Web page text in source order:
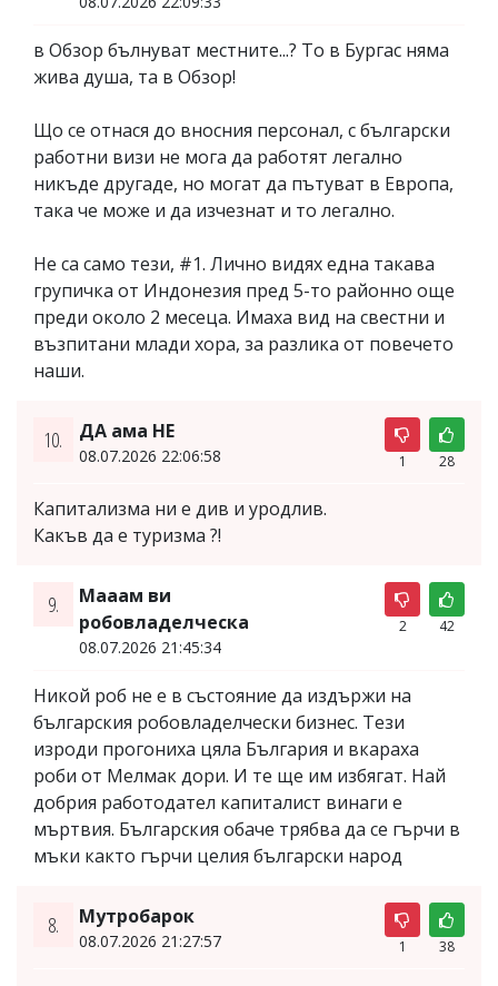
в Обзор бълнуват местните...? То в Бургас няма
жива душа, та в Обзор!
Що се отнася до вносния персонал, с български
работни визи не мога да работят легално
никъде другаде, но могат да пътуват в Европа,
така че може и да изчезнат и то легално.
Не са само тези, #1. Лично видях една такава
групичка от Индонезия пред 5-то районно още
преди около 2 месеца. Имаха вид на свестни и
възпитани млади хора, за разлика от повечето
наши.
10. ДА ама НЕ
08.07.2026 22:06:58 1 28
Капитализма ни е див и уродлив.
Какъв да е туризма ?!
9.
Мааам ви
робовладелческа
08.07.2026 21:45:34
2 42
Никой роб не е в състояние да издържи на
българския робовладелчески бизнес. Тези
изроди прогониха цяла България и вкараха
роби от Мелмак дори. И те ще им избягат. Най
добрия работодател капиталист винаги е
мъртвия. Българския обаче трябва да се гърчи в
мъки както гърчи целия български народ
8. Мутробарок
08.07.2026 21:27:57 1 38